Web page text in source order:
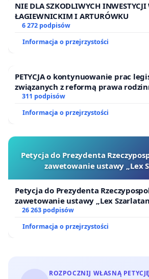
NIE DLA SZKODLIWYCH INWESTYCJI
ŁAGIEWNICKIM I ARTURÓWKU
6 272 podpisów
Informacja o przejrzystości
PETYCJA o kontynuowanie prac
związanych z reformą prawa
311 podpisów
Informacja o przejrzystości
Petycja do Prezydenta
zawetowanie ustawy „Lex
Petycja do Prezydenta
zawetowanie ustawy „Lex
26 263 podpisów
Informacja o przejrzystości
ROZPOCZNIJ WŁASNĄ PETYCJĘ